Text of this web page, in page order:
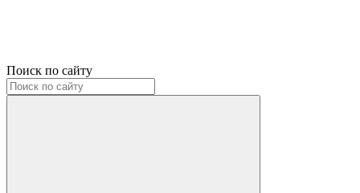
Поиск по сайту